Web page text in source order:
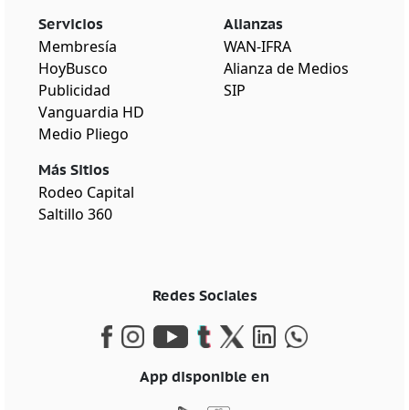
Servicios
Membresía
HoyBusco
Publicidad
Vanguardia HD
Medio Pliego
Más Sitios
Rodeo Capital
Saltillo 360
Alianzas
WAN-IFRA
Alianza de Medios
SIP
Redes Sociales
App disponible en